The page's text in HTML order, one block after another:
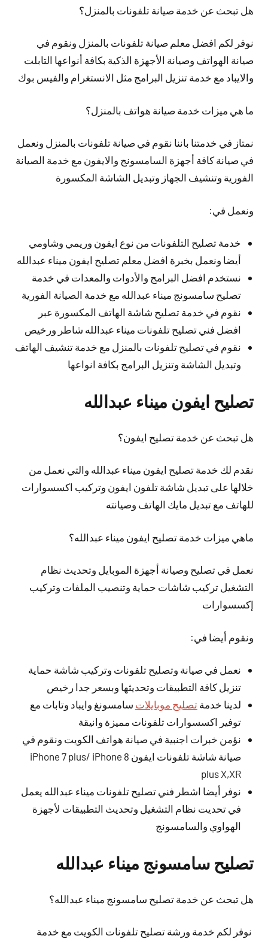
هل تبحث عن خدمة صيانة تلفونات بالمنزل؟
نوفر لكم افضل معلم صيانة تلفونات بالمنزل ونقوم في
صيانة الهواتف وصيانة الأجهزة الذكية بكافة أنواعها التابلت
والايباد مع خدمة تنزيل البرامج مثل الانستغرام والفيس بوك
ما هي ميزات خدمة صيانة هواتف بالمنزل؟
نمتاز في خدمتنا باننا نقوم في صيانة تلفونات بالمنزل ونعمل
في صيانة كافة أجهزة السامسونج والايفون مع خدمة الصيانة
الفورية وتنشيف الجهاز وتبديل الشاشة المكسورة
ونعمل في:
خدمة تصليح التلفونات من نوع ايفون وريمي وشاومي
أيضا ونعمل بخبرة افضل معلم تصليح ايفون ميناء عبدالله
نستخدم افضل البرامج والأدوات والمعدات في خدمة
تصليح سامسونج ميناء عبدالله مع خدمة الصيانة الفورية
نقوم في خدمة تصليح شاشة الهاتف المكسورة عبر
افضل فني تصليح تلفونات ميناء عبدالله شاطر ورخيص
نقوم في تصليح تلفونات بالمنزل مع خدمة تنشيف الهاتف
وتبديل الشاشة وتنزيل البرامج بكافة انواعها
تصليح ايفون ميناء عبدالله
هل تبحث عن خدمة تصليح ايفون؟
نقدم لك خدمة تصليح ايفون ميناء عبدالله والتي نعمل من
خلالها على تبديل شاشة تلفون ايفون وتركيب اكسسوارات
للهاتف مع تبديل مايك الهاتف وصيانته
ماهي ميزات خدمة تصليح ايفون ميناء عبدالله؟
نعمل في تصليح وصيانة أجهزة الموبايل وتحديث نظام
التشغيل تركيب شاشات حماية وتنصيب الملفات وتركيب
إكسسوارات
ونقوم أيضا في:
نعمل في صيانة وتصليح تلفونات وتركيب شاشة حماية
تنزيل كافة التطبيقات وتحديثها وبسعر جدا رخيص
لدينا خدمةتصليح موبايلات سامسونغ وايباد وتابات مع
توفير اكسسوارات تلفونات مميزة وانيقة
نؤمن خبرات اجنبية في صيانة هواتف الكويت ونقوم في
صيانة شاشة تلفونات ايفون iPhone 7 plus/ iPhone 8
plus X,XR
نوفر أيضا اشطر فني تصليح تلفونات ميناء عبدالله يعمل
في تحديت نظام التشغيل وتحديث التطبيقات لأجهزة
الهواوي والسامسونج
تصليح سامسونج ميناء عبدالله
هل تبحث عن خدمة تصليح سامسونج ميناء عبدالله؟
نوفر لكم خدمة ورشة تصليح تلفونات الكويت مع خدمة